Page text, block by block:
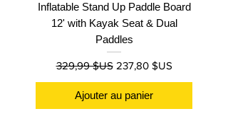
Inflatable Stand Up Paddle Board
12' with Kayak Seat & Dual
Paddles
Prix original
329,99 $US Prix promotionnel
237,80 $US
Ajouter au panier